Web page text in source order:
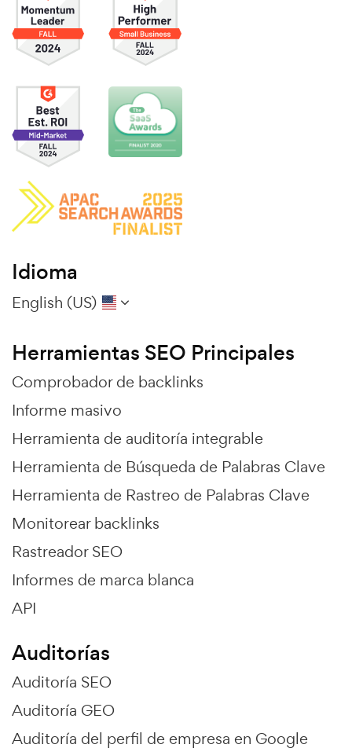
Idioma
English (US)
Herramientas SEO Principales
Comprobador de backlinks
Informe masivo
Herramienta de auditoría integrable
Herramienta de Búsqueda de Palabras Clave
Herramienta de Rastreo de Palabras Clave
Monitorear backlinks
Rastreador SEO
Informes de marca blanca
API
Auditorías
Auditoría SEO
Auditoría GEO
Auditoría del perfil de empresa en Google